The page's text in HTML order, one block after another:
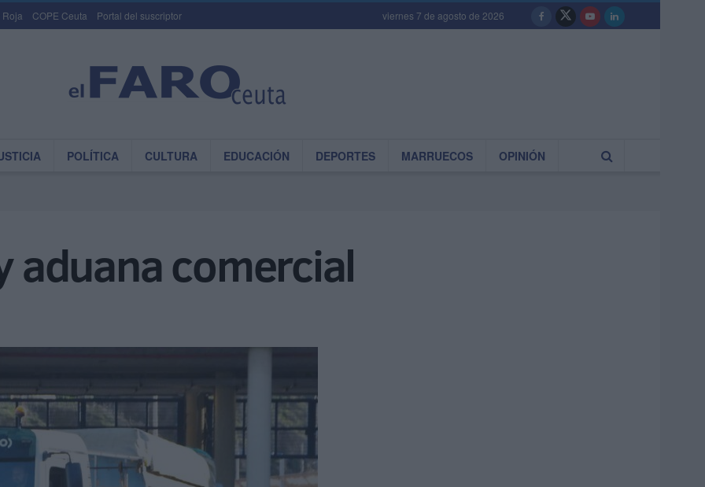
Roja COPE Ceuta Portal del suscriptor viernes 7 de agosto de 2026
POLÍTICA CULTURA EDUCACIÓN DEPORTES MARRUECOS OPINIÓN
aduana comercial